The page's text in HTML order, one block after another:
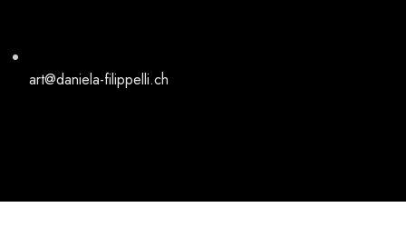
art@daniela-filippelli.ch